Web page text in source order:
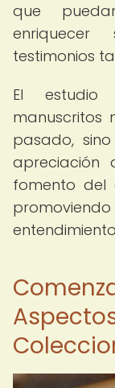
que
testimonios
El
manuscritos
pasado,
apreciación
fomento del